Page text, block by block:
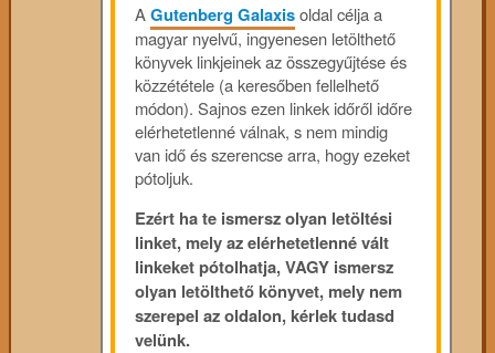
AGutenberg Galaxisoldal célja a
magyar nyelvű, ingyenesen letölthető
könyvek linkjeinek az összegyűjtése és
közzététele (a keresőben fellelhető
módon). Sajnos ezen linkek időről időre
elérhetetlenné válnak, s nem mindig
van idő és szerencse arra, hogy ezeket
pótoljuk.
Ezért ha te ismersz olyan letöltési
linket, mely az elérhetetlenné vált
linkeket pótolhatja, VAGY ismersz
olyan letölthető könyvet, mely nem
szerepel az oldalon, kérlek tudasd
velünk.